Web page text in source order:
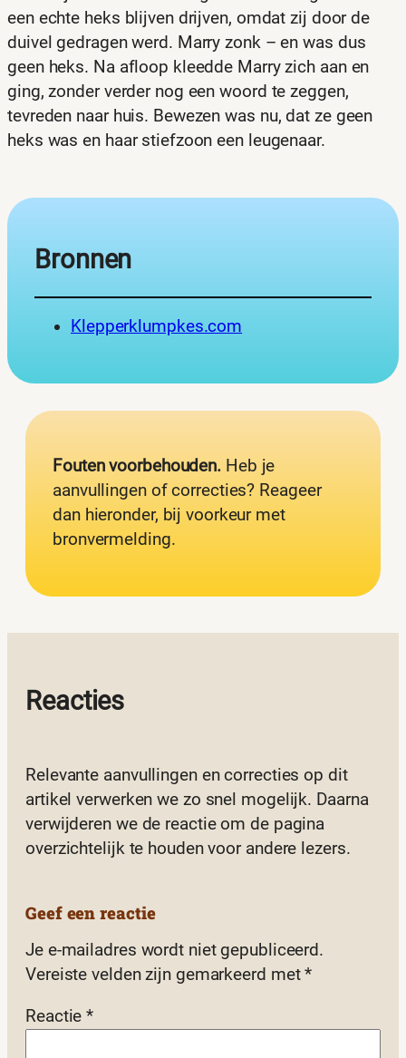
een echte heks blijven drijven, omdat zij door de
duivel gedragen werd. Marry zonk – en was dus
geen heks. Na afloop kleedde Marry zich aan en
ging, zonder verder nog een woord te zeggen,
tevreden naar huis. Bewezen was nu, dat ze geen
heks was en haar stiefzoon een leugenaar.
Bronnen
Klepperklumpkes.com
Fouten voorbehouden. Heb je
aanvullingen of correcties? Reageer
dan hieronder, bij voorkeur met
bronvermelding.
Reacties
Relevante aanvullingen en correcties op dit
artikel verwerken we zo snel mogelijk. Daarna
verwijderen we de reactie om de pagina
overzichtelijk te houden voor andere lezers.
Geef een reactie
Je e-mailadres wordt niet gepubliceerd.
Vereiste velden zijn gemarkeerd met*
Reactie*